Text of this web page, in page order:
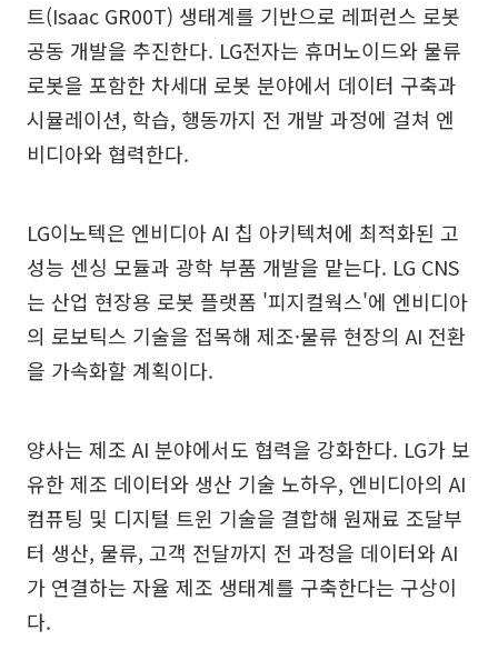
트(Isaac GR00T) 생태계를 기반으로 레퍼런스 로봇
공동 개발을 추진한다. LG전자는 휴머노이드와 물류
로봇을 포함한 차세대 로봇 분야에서 데이터 구축과
시뮬레이션, 학습, 행동까지 전 개발 과정에 걸쳐 엔
비디아와 협력한다.
LG이노텍은 엔비디아 AI 칩 아키텍처에 최적화된 고
성능 센싱 모듈과 광학 부품 개발을 맡는다. LG CNS
는 산업 현장용 로봇 플랫폼 '피지컬웍스'에 엔비디아
의 로보틱스 기술을 접목해 제조·물류 현장의 AI 전환
을 가속화할 계획이다.
양사는 제조 AI 분야에서도 협력을 강화한다. LG가 보
유한 제조 데이터와 생산 기술 노하우, 엔비디아의 AI
컴퓨팅 및 디지털 트윈 기술을 결합해 원재료 조달부
터 생산, 물류, 고객 전달까지 전 과정을 데이터와 AI
가 연결하는 자율 제조 생태계를 구축한다는 구상이
다.